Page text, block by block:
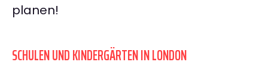
planen!
SCHULEN UND KINDERGÄRTEN IN LONDON